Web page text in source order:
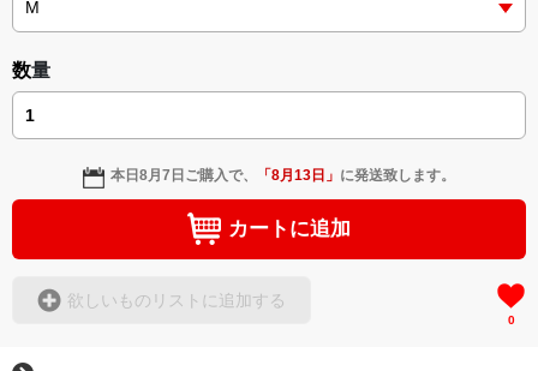
数量
本日8月7日 ご購入で、 「8月13日 」 に発送致します。
カートに追加
欲しいものリストに追加する
0